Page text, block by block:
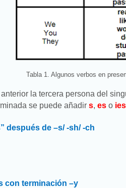
Tabla 1. Algunos verbos en
la tercera persona del
se puede añadir s, es o ies
después de –s/ -sh/ -ch
con terminación –y